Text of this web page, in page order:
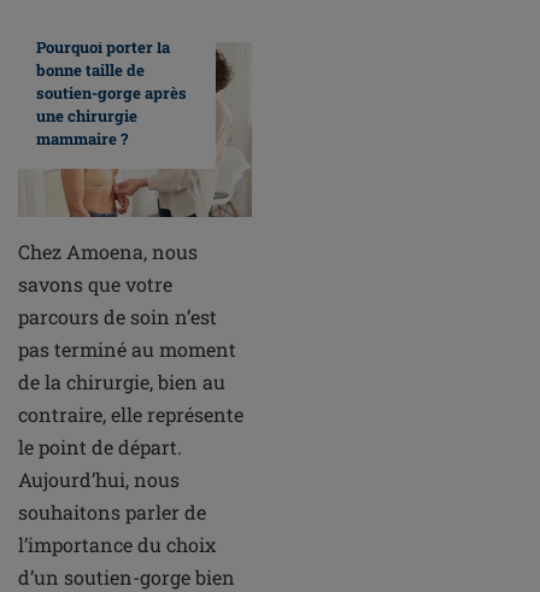
Pourquoi porter la
bonne taille de
soutien-gorge après
une chirurgie
mammaire ?
Chez Amoena, nous
savons que votre
parcours de soin n’est
pas terminé au moment
de la chirurgie, bien au
contraire, elle représente
le point de départ.
Aujourd’hui, nous
souhaitons parler de
l’importance du choix
d’un soutien-gorge bien